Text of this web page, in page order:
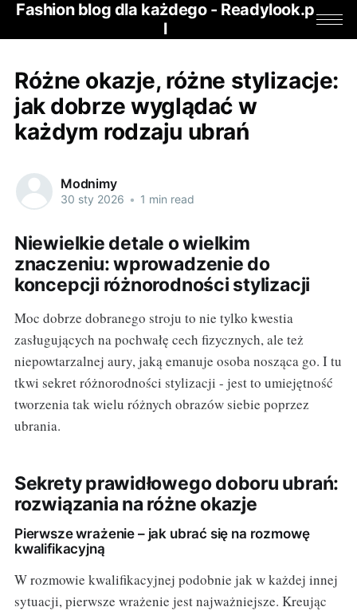
Fashion blog dla każdego - Readylook.p
l
Różne okazje, różne stylizacje:
jak dobrze wyglądać w
każdym rodzaju ubrań
Modnimy
30 sty 2026 • 1 min read
Niewielkie detale o wielkim
znaczeniu: wprowadzenie do
koncepcji różnorodności stylizacji
Moc dobrze dobranego stroju to nie tylko kwestia
zasługujących na pochwałę cech fizycznych, ale też
niepowtarzalnej aury, jaką emanuje osoba nosząca go. I tu
tkwi sekret różnorodności stylizacji - jest to umiejętność
tworzenia tak wielu różnych obrazów siebie poprzez
ubrania.
Sekrety prawidłowego doboru ubrań:
rozwiązania na różne okazje
Pierwsze wrażenie – jak ubrać się na rozmowę
kwalifikacyjną
W rozmowie kwalifikacyjnej podobnie jak w każdej innej
sytuacji, pierwsze wrażenie jest najważniejsze. Kreując